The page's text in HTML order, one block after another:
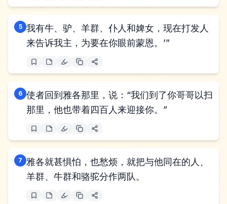
5 我有牛、驴、羊群、仆人和婢女，现在打发人
来告诉我主，为要在你眼前蒙恩。’”
6 使者回到雅各那里，说：“我们到了你哥哥以扫
那里，他也带着四百人来迎接你。”
7
雅各就甚惧怕，也愁烦，就把与他同在的人、
羊群、牛群和骆驼分作两队。